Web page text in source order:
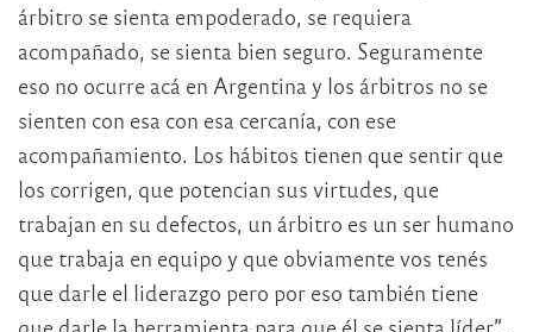
árbitro se sienta empoderado, se requiera
acompañado, se sienta bien seguro. Seguramente
eso no ocurre acá en Argentina y los árbitros no se
sienten con esa con esa cercanía, con ese
acompañamiento. Los hábitos tienen que sentir que
los corrigen, que potencian sus virtudes, que
trabajan en su defectos, un árbitro es un ser humano
que trabaja en equipo y que obviamente vos tenés
que darle el liderazgo pero por eso también tiene
que darle la herramienta para que él se sienta líder”.